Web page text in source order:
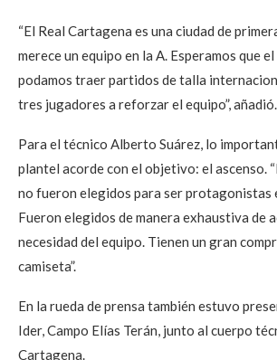
“El Real Cartagena es una ciudad de
merece un equipo en la A. Esperamos que
podamos traer partidos de talla
tres jugadores a reforzar el equipo”, añadió.
Para el técnico Alberto Suárez, lo
plantel acorde con el objetivo: el ascenso.
no fueron elegidos para ser protagonistas
Fueron elegidos de manera exhaustiva de
necesidad del equipo. Tienen un gran
camiseta”.
En la rueda de prensa también estuvo
Ider, Campo Elías Terán, junto al cuerpo
Cartagena.